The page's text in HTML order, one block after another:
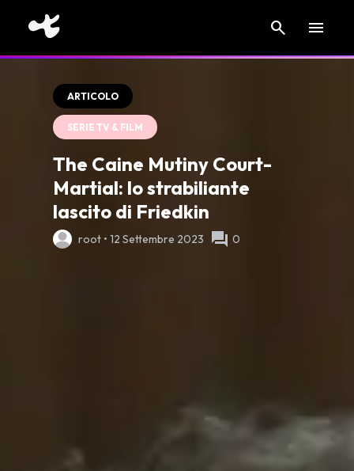
search menu
ARTICOLO
SERIE TV & FILM
The Caine Mutiny Court-
Martial: lo strabiliante
lascito di Friedkin
root • 12 Settembre 2023 forum 0